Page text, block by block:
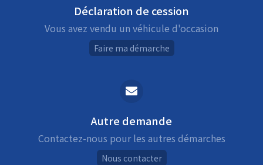
Déclaration de cession
Vous avez vendu un véhicule d'occasion
Faire ma démarche
Autre demande
Contactez-nous pour les autres démarches
Nous contacter